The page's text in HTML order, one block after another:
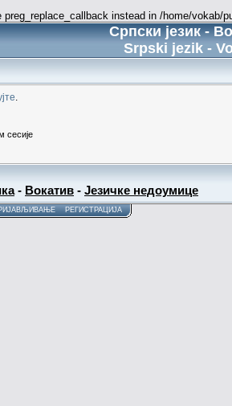
instead in /home/
Српски језик -
Srpski jezik -
сесије
- Вокатив - Језичке недоумице
РЕГИСТРАЦИЈА